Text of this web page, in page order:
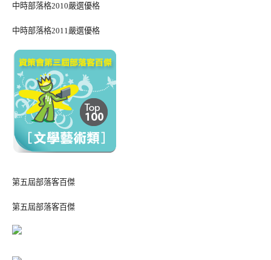
中時部落格2010嚴選優格
中時部落格2011嚴選優格
第五屆部落客百傑
第五屆部落客百傑